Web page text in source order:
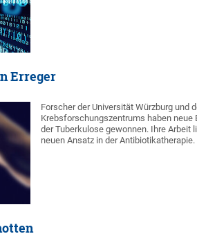
Erreger
Forscher der Universität Würzburg und
Krebsforschungszentrums haben neue
der Tuberkulose gewonnen. Ihre Arbeit
neuen Ansatz in der Antibiotikatherapie.